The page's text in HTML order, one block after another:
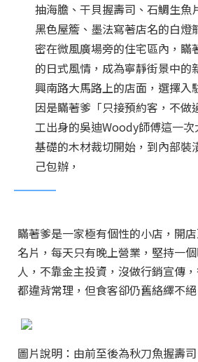
抽海膽、干貝握壽司、石鯛生魚
黑色屋簷、墨法寫著店名的白燈
密在微風廣場旁的住宅區內，瞞
的日式風情，成為寧靜街景中的
興南路大馬路上的店面，選擇入
因是瞞著爹「只接預約客，不做
工出身的吳迪Woody師傅這一
基礎的木材裁切開始，到內部裝
己包辦，
瞞著爹是一家極有個性的小店，開
名片，每天只有晚上營業，堅持一
人，不靠金主投資，沒做行銷宣傳
都違背常理，但食客卻仍舊絡繹不絕
圖片說明：由前至後為秋刀魚握壽